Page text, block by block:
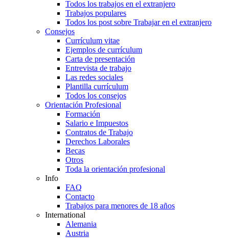
Todos los trabajos en el extranjero
Trabajos populares
Todos los post sobre Trabajar en el extranjero
Consejos
Currículum vitae
Ejemplos de currículum
Carta de presentación
Entrevista de trabajo
Las redes sociales
Plantilla currículum
Todos los consejos
Orientación Profesional
Formación
Salario e Impuestos
Contratos de Trabajo
Derechos Laborales
Becas
Otros
Toda la orientación profesional
Info
FAQ
Contacto
Trabajos para menores de 18 años
International
Alemania
Austria